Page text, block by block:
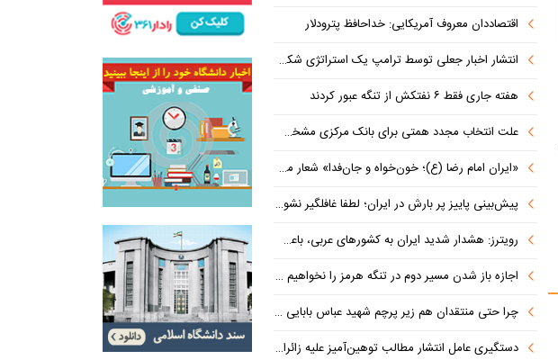
اقتصاددان معروف آمریکایی: خداحافظ پترودلار
انتشار اخبار جعلی توسط ترامپ یک استراتژی شکست خورده است
هفته جاری فقط ۶ نفتکش از تنگه عبور کردند
علت انتخاب مجدد همتی برای بانک مرکزی مشخص شد: پزشکیان هنوز هم متوجه نشده است چرا همتی استیضاح شد!
«ایران امام رضا (ع)؛ خون‌خواه و جان‌فدا» شعار محوری دهه پایانی صفر شد
پیش‌بینی پاییز پر بارش در ایران؛ لطفا غافلگیر نشوید
رویترز: هشدار شدید ایران به کشورهای عربی، باعث توقف حمله آمریکا شد
اجازه باز شدن مسیر دوم در تنگه هرمز را نخواهیم داد
چرا حتی منتقدان هم زیر پرچم شهید عباس بابایی ایستادند؟
دستگیری عامل انتشار مطالب توهین‌آمیز علیه زائران اربعین در فضای مجازی